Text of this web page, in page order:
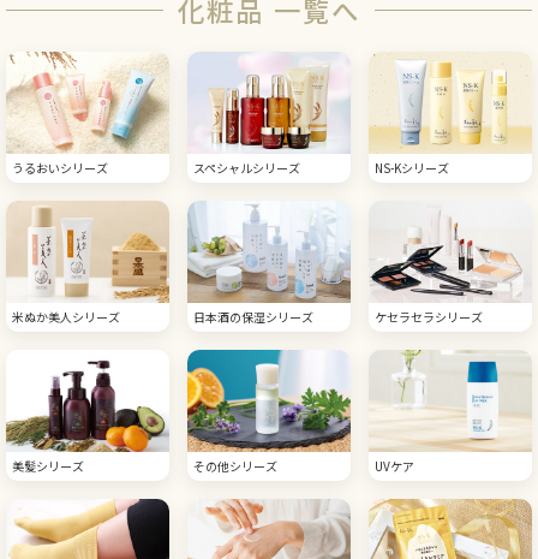
化粧品 一覧へ
うるおいシリーズ スペシャルシリーズ NS-Kシリーズ
米ぬか美人シリーズ 日本酒の保湿シリーズ ケセラセラシリーズ
美髪シリーズ その他シリーズ UVケア